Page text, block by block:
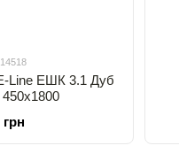
Line ЕШК 3.1 Дуб
грн